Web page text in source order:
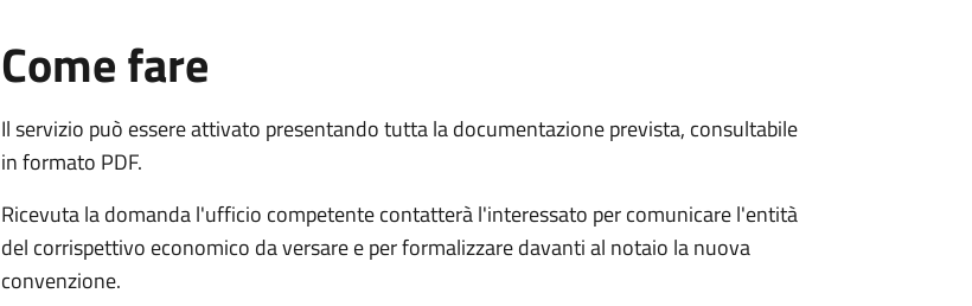
Come fare
Il servizio può essere attivato presentando tutta la documentazione prevista, consultabile
in formato PDF.
Ricevuta la domanda l'ufficio competente contatterà l'interessato per comunicare l'entità
del corrispettivo economico da versare e per formalizzare davanti al notaio la nuova
convenzione.